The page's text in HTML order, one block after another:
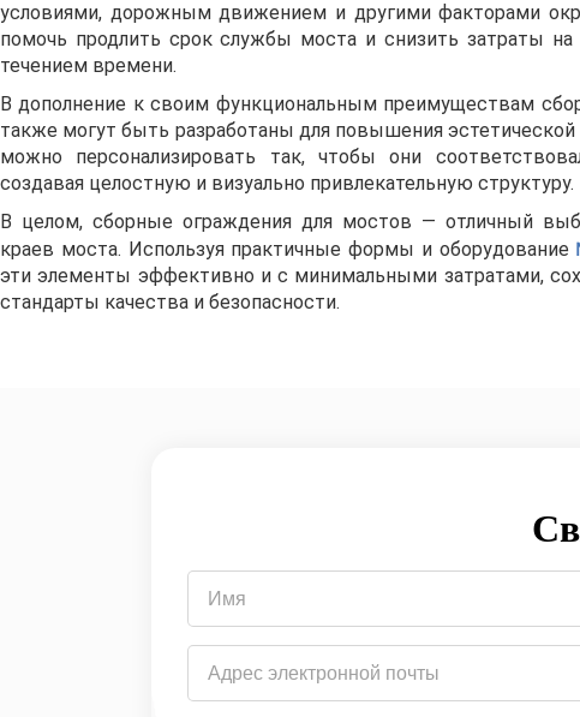
условиями, дорожным движением и другими факторами
помочь продлить срок службы моста и снизить затраты на
течением времени.
В дополнение к своим функциональным преимуществам
также могут быть разработаны для повышения
можно персонализировать так, чтобы они
создавая целостную и визуально привлекательную структуру.
В целом, сборные ограждения для мостов — отличный
краев моста. Используя практичные формы и оборудование
эти элементы эффективно и с минимальными затратами,
стандарты качества и безопасности.
электронной
почты